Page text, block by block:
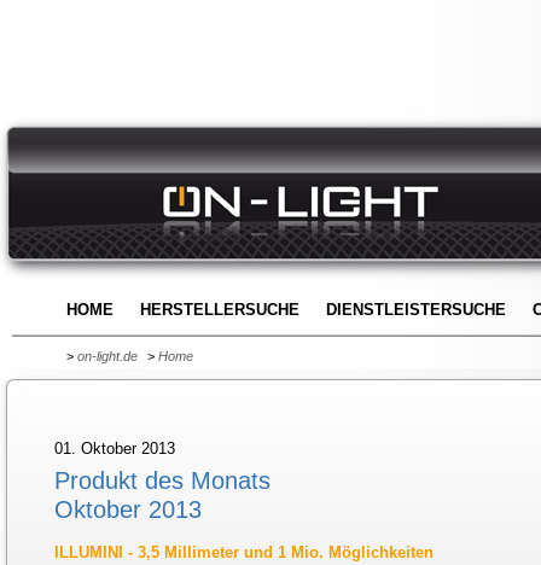
HOME HERSTELLERSUCHE DIENSTLEISTERSUCHE
> on-light.de > Home
01. Oktober 2013
Produkt des Monats
Oktober 2013
ILLUMINI - 3,5 Millimeter und 1 Mio. Möglichkeiten